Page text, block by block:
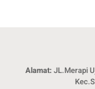
Alamat: JL.Merapi